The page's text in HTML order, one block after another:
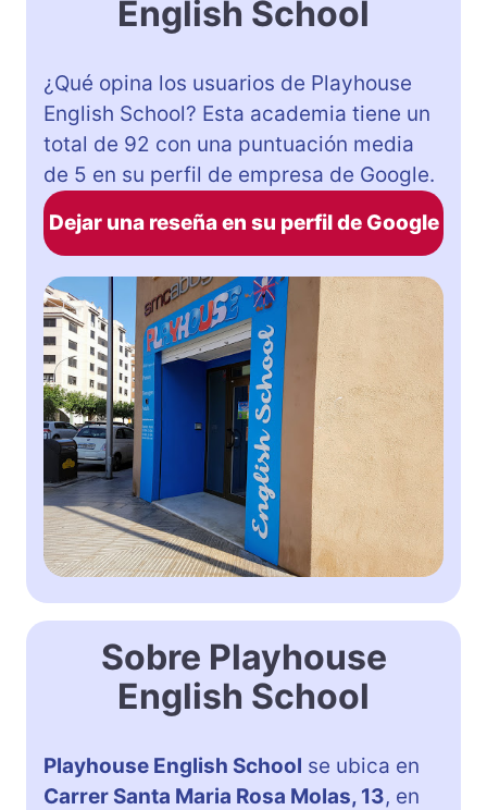
English School
¿Qué opina los usuarios de Playhouse
English School? Esta academia tiene un
total de 92 con una puntuación media
de 5 en su perfil de empresa de Google.
Dejar una reseña en su perfil de Google
Sobre Playhouse
English School
Playhouse English School se ubica en
Carrer Santa Maria Rosa Molas, 13, en